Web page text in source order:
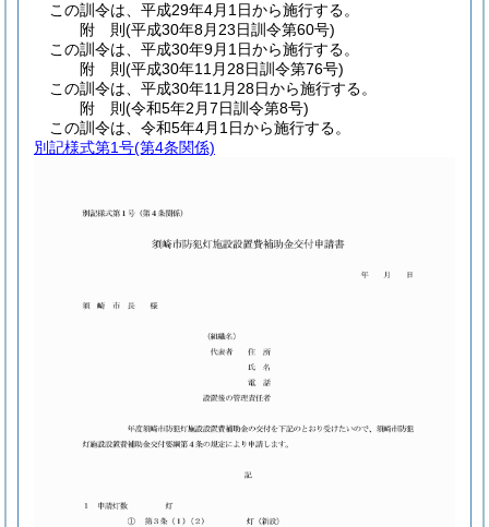
この訓令は、平成29年4月1日から施行する。
附 則(平成30年8月23日訓令第60号)
この訓令は、平成30年9月1日から施行する。
附 則(平成30年11月28日訓令第76号)
この訓令は、平成30年11月28日から施行する。
附 則(令和5年2月7日訓令第8号)
この訓令は、令和5年4月1日から施行する。
別記様式第1号(第4条関係)